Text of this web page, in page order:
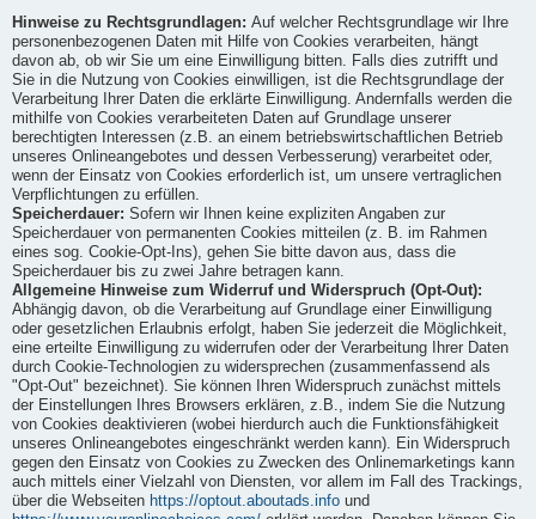
Hinweise zu Rechtsgrundlagen: Auf welcher Rechtsgrundlage wir Ihre
personenbezogenen Daten mit Hilfe von Cookies verarbeiten, hängt
davon ab, ob wir Sie um eine Einwilligung bitten. Falls dies zutrifft und
Sie in die Nutzung von Cookies einwilligen, ist die Rechtsgrundlage der
Verarbeitung Ihrer Daten die erklärte Einwilligung. Andernfalls werden die
mithilfe von Cookies verarbeiteten Daten auf Grundlage unserer
berechtigten Interessen (z.B. an einem betriebswirtschaftlichen Betrieb
unseres Onlineangebotes und dessen Verbesserung) verarbeitet oder,
wenn der Einsatz von Cookies erforderlich ist, um unsere vertraglichen
Verpflichtungen zu erfüllen.
Speicherdauer: Sofern wir Ihnen keine expliziten Angaben zur
Speicherdauer von permanenten Cookies mitteilen (z. B. im Rahmen
eines sog. Cookie-Opt-Ins), gehen Sie bitte davon aus, dass die
Speicherdauer bis zu zwei Jahre betragen kann.
Allgemeine Hinweise zum Widerruf und Widerspruch (Opt-Out):
Abhängig davon, ob die Verarbeitung auf Grundlage einer Einwilligung
oder gesetzlichen Erlaubnis erfolgt, haben Sie jederzeit die Möglichkeit,
eine erteilte Einwilligung zu widerrufen oder der Verarbeitung Ihrer Daten
durch Cookie-Technologien zu widersprechen (zusammenfassend als
"Opt-Out" bezeichnet). Sie können Ihren Widerspruch zunächst mittels
der Einstellungen Ihres Browsers erklären, z.B., indem Sie die Nutzung
von Cookies deaktivieren (wobei hierdurch auch die Funktionsfähigkeit
unseres Onlineangebotes eingeschränkt werden kann). Ein Widerspruch
gegen den Einsatz von Cookies zu Zwecken des Onlinemarketings kann
auch mittels einer Vielzahl von Diensten, vor allem im Fall des Trackings,
über die Webseiten https://optout.aboutads.info und